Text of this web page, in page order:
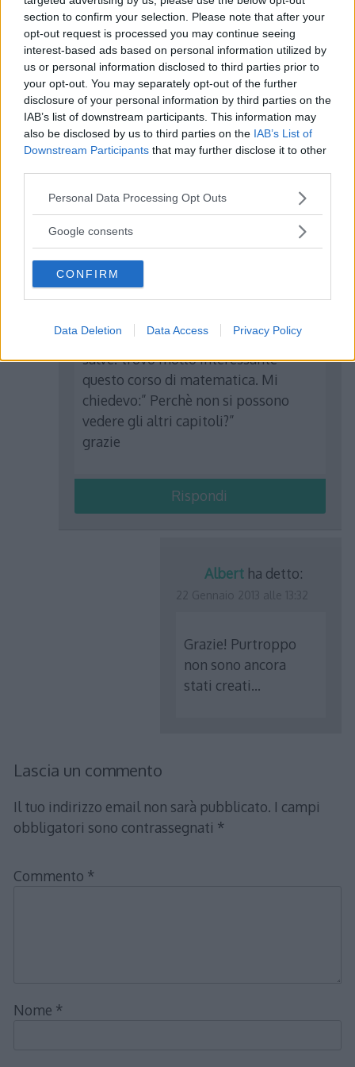
section to confirm your selection. Please note that after your
opt-out request is processed you may continue seeing
interest-based ads based on personal information utilized by
us or personal information disclosed to third parties prior to
your opt-out. You may separately opt-out of the further
disclosure of your personal information by third parties on the
IAB’s list of downstream participants. This information may
also be disclosed by us to third parties on the IAB’s List of
Downstream Participants that may further disclose it to other
Please note that this website/app uses one or more Google
not limited to your visit or usage behaviour. You may click to
use your data for below specified purposes in below Google
consent section.
Personal Data Processing Opt Outs
Google consents
CONFIRM
Data Deletion Data Access Privacy Policy
Vai al capitolo successivo: Radicali
Clicca qui per tornare al Corso di matematica
2 thoughts on “Cap. 5 –
Equazioni Parte 1”
Anonimo
salve! trovo molto interessante
questo corso di matematica. Mi
chiedevo:” Perchè non si possono
vedere gli altri capitoli?”
grazie
Rispondi
Albert ha detto:
Grazie! Purtroppo
non sono ancora
stati creati…
Lascia un commento
Il tuo indirizzo email non sarà pubblicato. I campi
obbligatori sono contrassegnati *
Commento *
Nome *